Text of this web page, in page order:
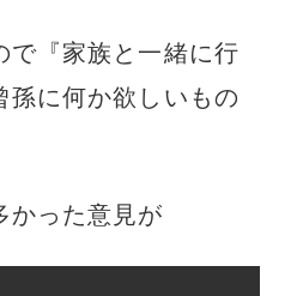
で『家族と一緒に行
に何か欲しいもの
かった意見が